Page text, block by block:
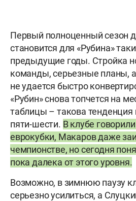
Первый полноценный сезон
становится для «Рубина»
предыдущие годы. Стройка
команды, серьезные планы,
не удается быстро
«Рубин» снова топчется на
таблицы – такова тенденция
пяти-шести. В клубе
еврокубки, Макаров даже
чемпионстве, но сегодня
пока далека от этого уровня.
Возможно, в зимнюю паузу
серьезно усилиться, а